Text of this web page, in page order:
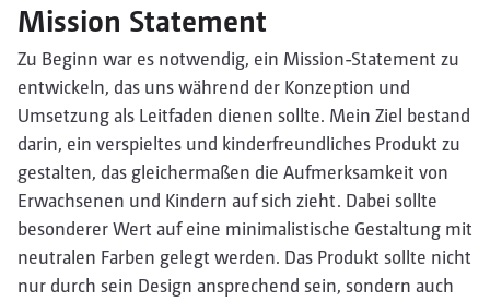
Mission Statement
Zu Beginn war es notwendig, ein Mission-Statement zu
entwickeln, das uns während der Konzeption und
Umsetzung als Leitfaden dienen sollte. Mein Ziel bestand
darin, ein verspieltes und kinderfreundliches Produkt zu
gestalten, das gleichermaßen die Aufmerksamkeit von
Erwachsenen und Kindern auf sich zieht. Dabei sollte
besonderer Wert auf eine minimalistische Gestaltung mit
neutralen Farben gelegt werden. Das Produkt sollte nicht
nur durch sein Design ansprechend sein, sondern auch